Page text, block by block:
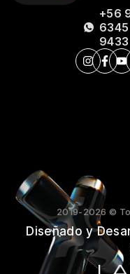
+56
6345
9433
2019-2026 ©
Diseñado y